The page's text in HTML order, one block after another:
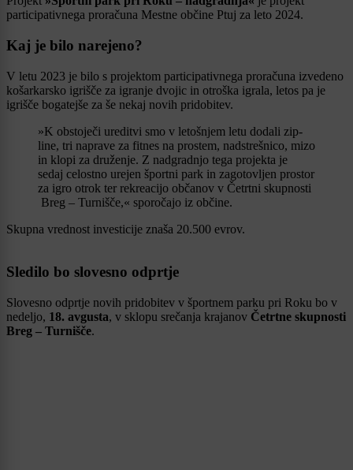
participativnega proračuna Mestne občine Ptuj za leto 2024.
Kaj je bilo narejeno?
V letu 2023 je bilo s projektom participativnega proračuna izvedeno
košarkarsko igrišče za igranje dvojic in otroška igrala, letos pa je
igrišče bogatejše za še nekaj novih pridobitev.
»K obstoječi ureditvi smo v letošnjem letu dodali zip-
line, tri naprave za fitnes na prostem, nadstrešnico, mizo
in klopi za druženje. Z nadgradnjo tega projekta je
sedaj celostno urejen športni park in zagotovljen prostor
za igro otrok ter rekreacijo občanov v Četrtni skupnosti
Breg – Turnišče,« sporočajo iz občine.
Skupna vrednost investicije znaša 20.500 evrov.
Sledilo bo slovesno odprtje
Slovesno odprtje novih pridobitev v športnem parku pri Roku bo v
nedeljo, 18. avgusta, v sklopu srečanja krajanov Četrtne skupnosti
Breg – Turnišče.